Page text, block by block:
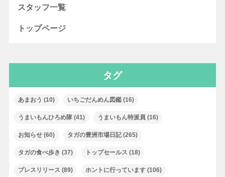
スタッフ一覧
トップページ
タグ
あまおう (10) いちごだんめん図鑑(16)
うまいもんひろめ隊(41) うまいもん特派員 (16)
お知らせ(60) タガの豊洲市場日記(265)
タガの食べ歩き (37) トップセールス (18)
プレスリリース (89) ホントに行っています(106)